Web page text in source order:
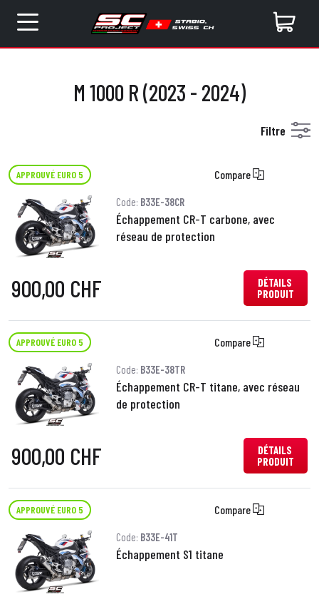
M 1000 R (2023 - 2024)
Filtre
APPROUVÉ EURO 5 Compare
Code: B33E-38CR
Échappement CR-T carbone, avec
réseau de protection
900,00 CHF
DÉTAILS
PRODUIT
APPROUVÉ EURO 5 Compare
Code: B33E-38TR
Échappement CR-T titane, avec réseau
de protection
900,00 CHF
DÉTAILS
PRODUIT
APPROUVÉ EURO 5 Compare
Code: B33E-41T
Échappement S1 titane